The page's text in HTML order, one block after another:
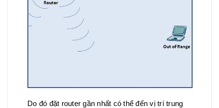
Do đó đặt router gần nhất có thể đến vị trí trung